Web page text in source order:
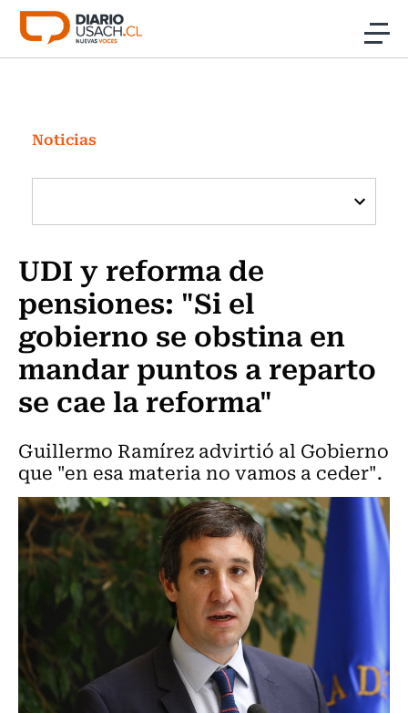
Click acá para ir directamente al contenido
Investigación
Cultura
Programas Radio y TV Usach
Noticias
UDI y reforma de
pensiones: "Si el
gobierno se obstina en
mandar puntos a reparto
se cae la reforma"
Guillermo Ramírez advirtió al Gobierno
que "en esa materia no vamos a ceder".